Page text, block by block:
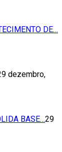
DE…
dezembro,
BASE…29